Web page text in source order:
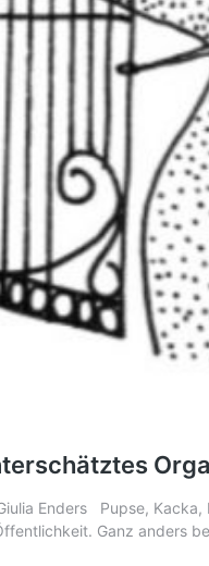
Enders Pupse,
Ganz anders